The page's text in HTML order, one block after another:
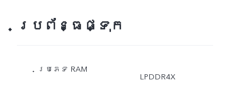
ប្រព័ន្ធផ្ទុក
ប្រភេទ RAM
LPDDR4X